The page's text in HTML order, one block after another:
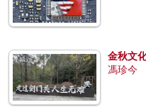
金秋文
馮珍今